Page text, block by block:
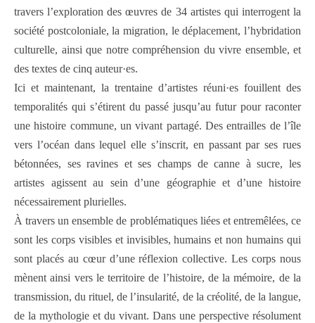
travers l’exploration des œuvres de 34 artistes qui interrogent la
société postcoloniale, la migration, le déplacement, l’hybridation
culturelle, ainsi que notre compréhension du vivre ensemble, et
des textes de cinq auteur·es.
Ici et maintenant, la trentaine d’artistes réuni·es fouillent des
temporalités qui s’étirent du passé jusqu’au futur pour raconter
une histoire commune, un vivant partagé. Des entrailles de l’île
vers l’océan dans lequel elle s’inscrit, en passant par ses rues
bétonnées, ses ravines et ses champs de canne à sucre, les
artistes agissent au sein d’une géographie et d’une histoire
nécessairement plurielles.
À travers un ensemble de problématiques liées et entremêlées, ce
sont les corps visibles et invisibles, humains et non humains qui
sont placés au cœur d’une réflexion collective. Les corps nous
mènent ainsi vers le territoire de l’histoire, de la mémoire, de la
transmission, du rituel, de l’insularité, de la créolité, de la langue,
de la mythologie et du vivant. Dans une perspective résolument